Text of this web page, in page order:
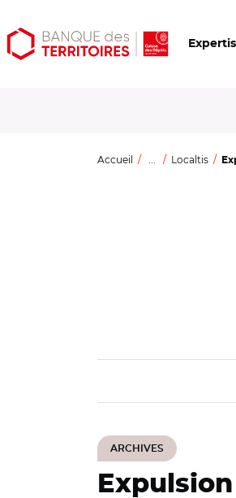
Aller
au
Aller
au
Ouvrir
les
Accueil ... Localtis
ARCHIVES